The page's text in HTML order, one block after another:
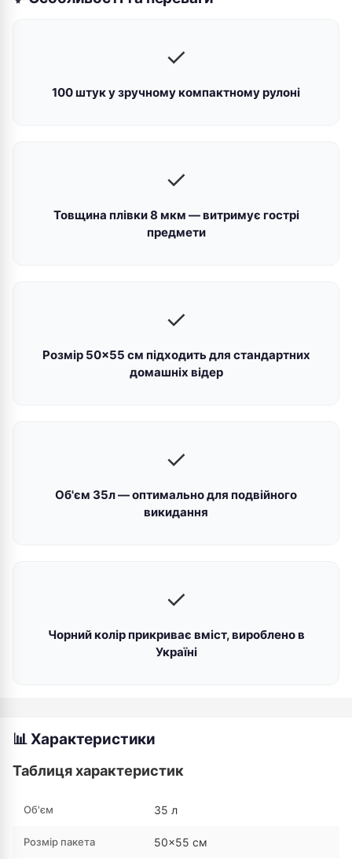
✓
100 штук у зручному компактному рулоні
✓
Товщина плівки 8 мкм — витримує гострі
предмети
✓
Розмір 50×55 см підходить для стандартних
домашніх відер
✓
Об'єм 35л — оптимально для подвійного
викидання
✓
Чорний колір прикриває вміст, вироблено в
Україні
📊 Характеристики
Таблиця характеристик
Об'єм 35 л
Розмір пакета 50×55 см